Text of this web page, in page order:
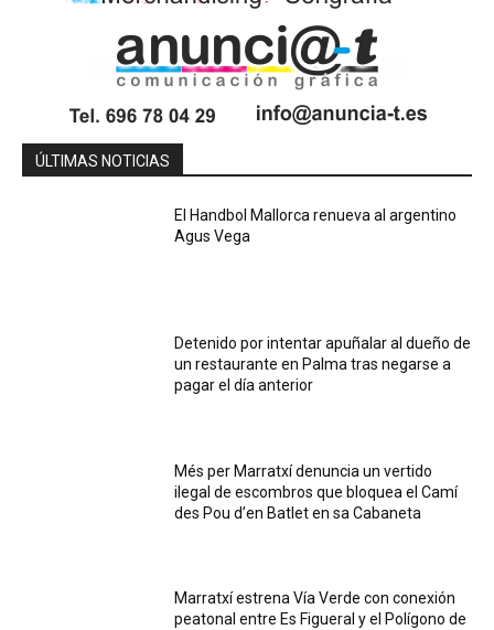
ÚLTIMAS NOTICIAS
El Handbol Mallorca renueva al argentino
Agus Vega
Detenido por intentar apuñalar al dueño de
un restaurante en Palma tras negarse a
pagar el día anterior
Més per Marratxí denuncia un vertido
ilegal de escombros que bloquea el Camí
des Pou d’en Batlet en sa Cabaneta
Marratxí estrena Vía Verde con conexión
peatonal entre Es Figueral y el Polígono de